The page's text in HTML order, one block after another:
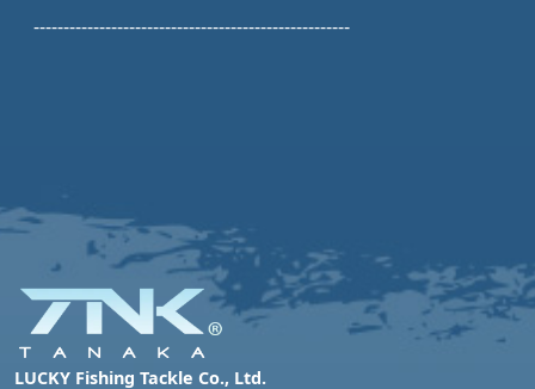
-----------------------------------------------------
LUCKY Fishing Tackle Co., Ltd.